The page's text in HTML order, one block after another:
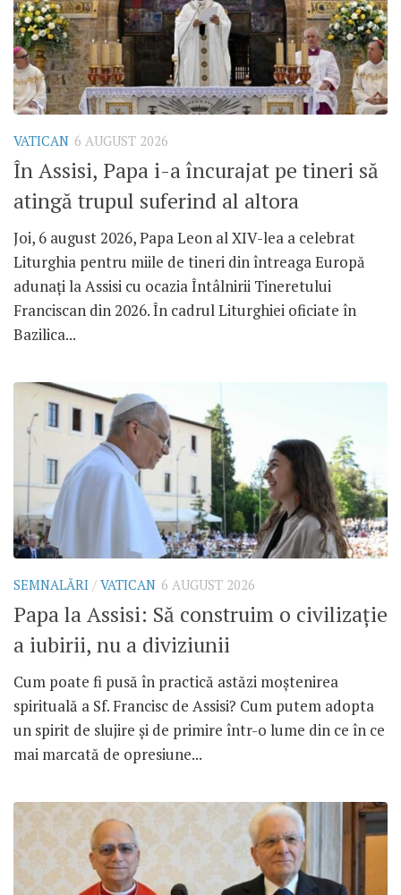
VATICAN 6 AUGUST 2026
În Assisi, Papa i-a încurajat pe tineri să
atingă trupul suferind al altora
Joi, 6 august 2026, Papa Leon al XIV-lea a celebrat
Liturghia pentru miile de tineri din întreaga Europă
adunați la Assisi cu ocazia Întâlnirii Tineretului
Franciscan din 2026. În cadrul Liturghiei oficiate în
Bazilica...
SEMNALĂRI / VATICAN 6 AUGUST 2026
Papa la Assisi: Să construim o civilizație
a iubirii, nu a diviziunii
Cum poate fi pusă în practică astăzi moștenirea
spirituală a Sf. Francisc de Assisi? Cum putem adopta
un spirit de slujire și de primire într-o lume din ce în ce
mai marcată de opresiune...